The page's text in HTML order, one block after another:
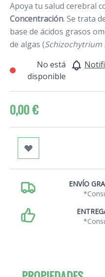
Apoya tu salud cerebral
Concentración. Se trata
base de ácidos grasos
de algas (Schizochytrium
No está
disponible
0,00 €
ENVÍO